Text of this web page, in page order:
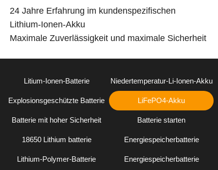
24 Jahre Erfahrung im kundenspezifischen
Lithium-Ionen-Akku
Maximale Zuverlässigkeit und maximale Sicherheit
Litium-Ionen-Batterie Niedertemperatur-Li-Ionen-Akku
Explosionsgeschützte Batterie LiFePO4-Akku
Batterie mit hoher Sicherheit Batterie starten
18650 Lithium batterie Energiespeicherbatterie
Lithium-Polymer-Batterie Energiespeicherbatterie